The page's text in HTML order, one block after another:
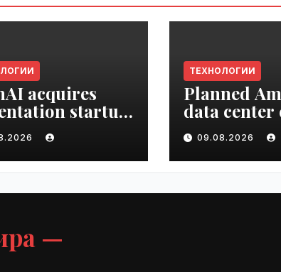
acquires
startup
|
ТЕХНОЛОГИИ
Planned
data center
become the
climate
the U.S. |
09.08.2026
—